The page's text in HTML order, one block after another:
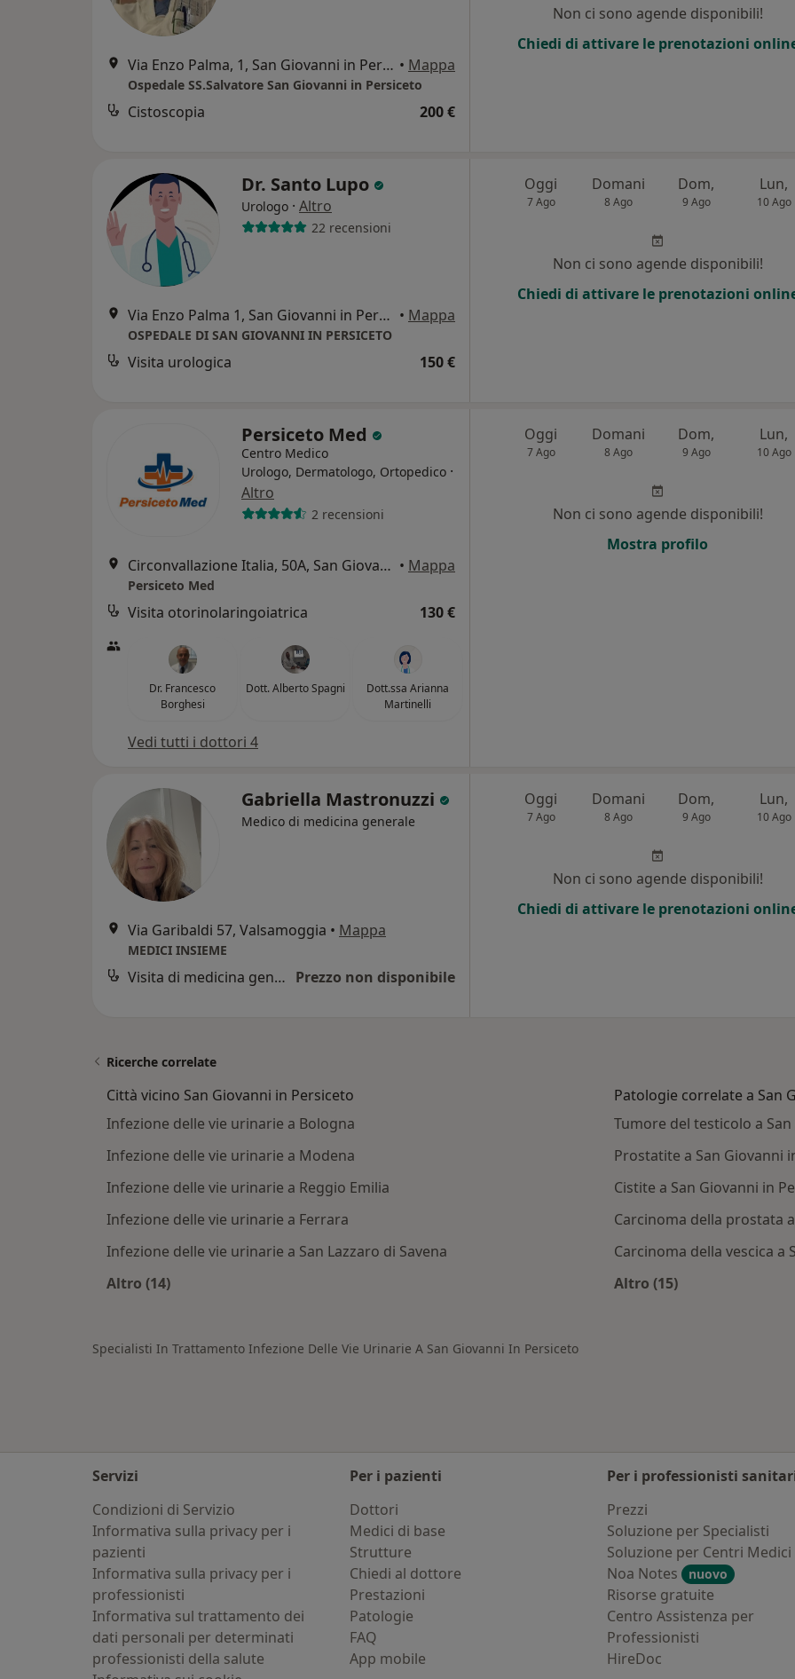
Via Enzo Palma, 1, San Giovanni in Persiceto • Mappa
Ospedale SS.Salvatore San Giovanni in Persiceto
Cistoscopia 200 €
Non ci sono agende disponibili!
Chiedi di attivare le prenotazioni
Dr. Santo Lupo
Urologo · Altro
22 recensioni
Via Enzo Palma 1, San Giovanni in Persiceto • Mappa
OSPEDALE DI SAN GIOVANNI IN PERSICETO
Visita urologica 150 €
Oggi
7 Ago
Domani
8 Ago
Dom,
9 Ago
Lun,
10 Ago
Non ci sono agende disponibili!
Chiedi di attivare le prenotazioni
Persiceto Med
Centro Medico
Urologo, Dermatologo, Ortopedico ·
Altro
2 recensioni
Circonvallazione Italia, 50A, San Giovanni in Persiceto • Mappa
Persiceto Med
Visita otorinolaringoiatrica 130 €
Dr. Francesco
Borghesi
Dott. Alberto Spagni
Dott.ssa Arianna
Martinelli
Vedi tutti i dottori 4
Oggi
7 Ago
Domani
8 Ago
Dom,
9 Ago
Lun,
10 Ago
Non ci sono agende disponibili!
Mostra profilo
Gabriella Mastronuzzi
Medico di medicina generale
Via Garibaldi 57, Valsamoggia • Mappa
MEDICI INSIEME
Visita di medicina generale Prezzo non disponibile
Oggi
7 Ago
Domani
8 Ago
Dom,
9 Ago
Lun,
10 Ago
Non ci sono agende disponibili!
Chiedi di attivare le prenotazioni
Ricerche correlate
Città vicino San Giovanni in Persiceto
Infezione delle vie urinarie a Bologna
Infezione delle vie urinarie a Modena
Infezione delle vie urinarie a Reggio Emilia
Infezione delle vie urinarie a Ferrara
Infezione delle vie urinarie a San Lazzaro di Savena
Altro (14)
Patologie correlate a San
Tumore del testicolo a
Prostatite a San Giovanni
Cistite a San Giovanni in
Carcinoma della prostata
Carcinoma della vescica a
Altro (15)
Specialisti In Trattamento Infezione Delle Vie Urinarie A San Giovanni In Persiceto
Servizi
Condizioni di Servizio
Informativa sulla privacy per i
pazienti
Informativa sulla privacy per i
professionisti
Informativa sul trattamento dei
dati personali per determinati
professionisti della salute
Per i pazienti
Dottori
Medici di base
Strutture
Chiedi al dottore
Prestazioni
Patologie
FAQ
App mobile
Per i professionisti
Prezzi
Soluzione per Specialisti
Soluzione per Centri Medici
Noa Notes
nuovo
Risorse gratuite
Centro Assistenza per
Professionisti
HireDoc